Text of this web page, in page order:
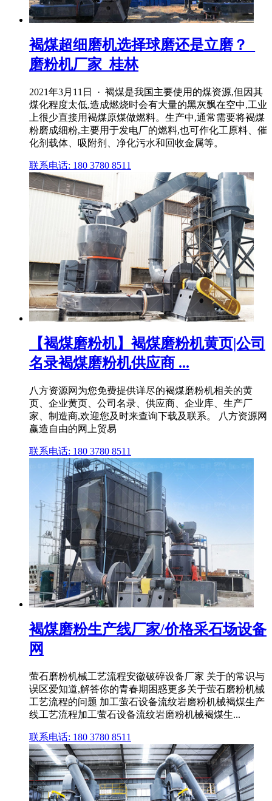
褐煤超细磨机选择球磨还是立磨？_
磨粉机厂家_桂林
2021年3月11日 · 褐煤是我国主要使用的煤资源,但因其
煤化程度太低,造成燃烧时会有大量的黑灰飘在空中,工业
上很少直接用褐煤原煤做燃料。生产中,通常需要将褐煤
粉磨成细粉,主要用于发电厂的燃料,也可作化工原料、催
化剂载体、吸附剂、净化污水和回收金属等。
联系电话: 180 3780 8511
【褐煤磨粉机】褐煤磨粉机黄页|公司
名录褐煤磨粉机供应商 ...
八方资源网为您免费提供详尽的褐煤磨粉机相关的黄
页、企业黄页、公司名录、供应商、企业库、生产厂
家、制造商,欢迎您及时来查询下载及联系。 八方资源网
赢造自由的网上贸易
联系电话: 180 3780 8511
褐煤磨粉生产线厂家/价格采石场设备
网
萤石磨粉机械工艺流程安徽破碎设备厂家 关于的常识与
误区爱知道,解答你的青春期困惑更多关于萤石磨粉机械
工艺流程的问题 加工萤石设备流纹岩磨粉机械褐煤生产
线工艺流程加工萤石设备流纹岩磨粉机械褐煤生...
联系电话: 180 3780 8511